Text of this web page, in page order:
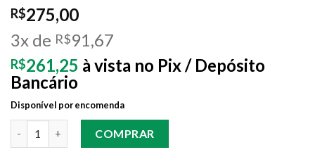
R$275,00
3x de R$91,67
R$261,25 à vista no Pix / Depósito
Bancário
Disponível por encomenda
COMPRAR